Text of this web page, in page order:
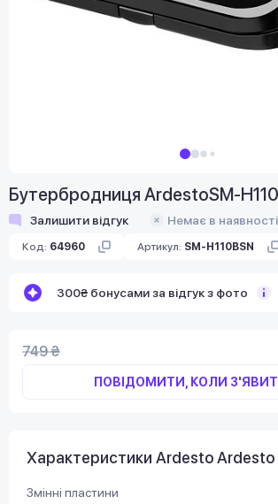
Бутербродниця ArdestoSM-
Залишити відгук Немає в наявності
Код: 64960 Артикул: SM-H110BSN
300₴ бонусами за відгук з фото
749 ₴
ПОВІДОМИТИ, КОЛИ
Характеристики Ardesto Ardesto
Змінні пластини